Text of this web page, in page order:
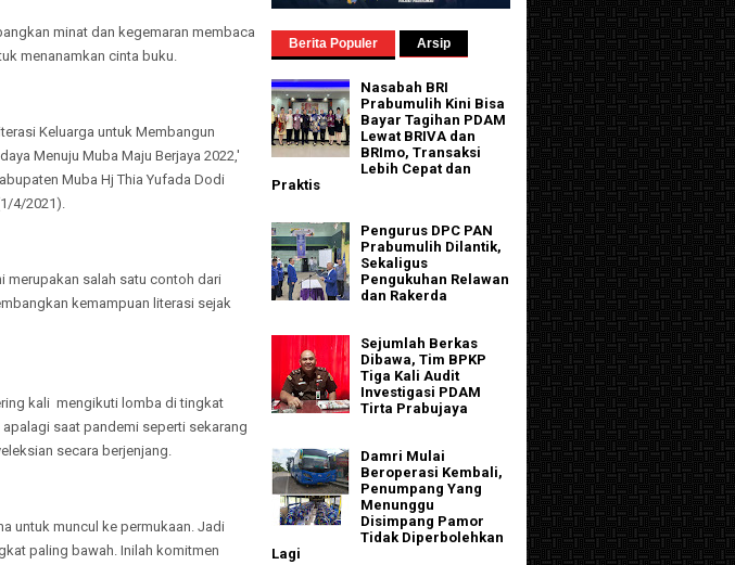
minat dan kegemaran membaca
menanamkan cinta buku.
Keluarga untuk Membangun
Menuju Muba Maju Berjaya 2022,'
Muba Hj Thia Yufada Dodi
4/2021).
merupakan salah satu contoh dari
kemampuan literasi sejak
kali mengikuti lomba di tingkat
saat pandemi seperti sekarang
secara berjenjang.
untuk muncul ke permukaan. Jadi
paling bawah. Inilah komitmen
Berita Populer Arsip
Nasabah BRI
Prabumulih Kini Bisa
Bayar Tagihan PDAM
Lewat BRIVA dan
BRImo, Transaksi
Lebih Cepat dan
Praktis
Pengurus DPC PAN
Prabumulih Dilantik,
Sekaligus
Pengukuhan Relawan
dan Rakerda
Sejumlah Berkas
Dibawa, Tim BPKP
Tiga Kali Audit
Investigasi PDAM
Tirta Prabujaya
Damri Mulai
Beroperasi Kembali,
Penumpang Yang
Menunggu
Disimpang Pamor
Tidak Diperbolehkan
Lagi